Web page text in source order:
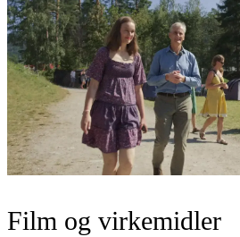
Film og virkemidler